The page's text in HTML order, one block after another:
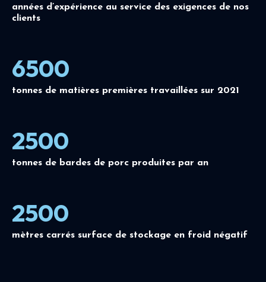
années d’expérience au service des exigences de nos
clients
6500
tonnes de matières premières travaillées sur 2021
2500
tonnes de bardes de porc produites par an
2500
mètres carrés surface de stockage en froid négatif